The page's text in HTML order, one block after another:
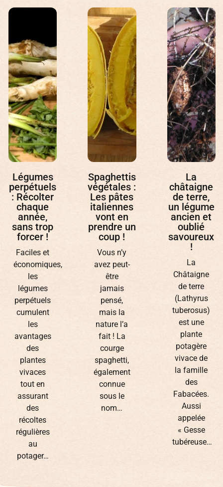
Spaghettis
végétales :
Les pâtes
italiennes
vont en
prendre un
coup !
Vous n’y
avez peut-
être
jamais
pensé,
mais la
nature l’a
fait ! La
courge
spaghetti,
également
connue
sous le
nom…
La
châtaigne
de terre,
un légume
ancien et
oublié
savoureux
!
La
Châtaigne
de terre
(Lathyrus
tuberosus)
est une
plante
potagère
vivace de
la famille
des
Fabacées.
La
Courgette
Popcorn,
une
variété
ancienne
délicieuse
et
atypique
Avez-vous
déjà eu le
plaisir de
découvrir
ou
déguster
la
Courgette
Popcorn
‘Rugosa
Friulana’ ?
Il s’agit
d’une
délicieuse